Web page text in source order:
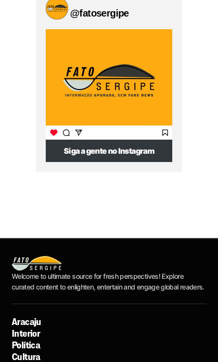
@fatosergipe
Siga a gente no Instagram
Welcome to ultimate source for fresh perspectives! Explore
curated content to enlighten, entertain and engage global readers.
Aracaju
Interior
Política
Cultura